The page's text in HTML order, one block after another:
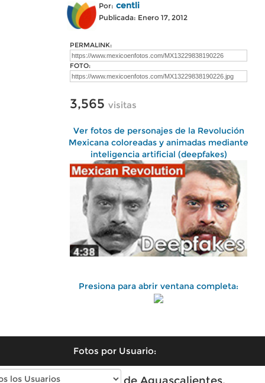
Por: centli
Publicada: Enero 17, 2012
PERMALINK:
FOTO:
3,565 visitas
Ver fotos de personajes de la Revolución
Mexicana coloreadas y animadas mediante
inteligencia artificial (deepfakes)
Presiona para abrir ventana completa:
Fotos por Usuario:
Fotos antiguas de Aguascalientes,